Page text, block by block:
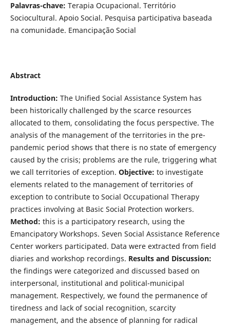
Palavras-chave: Terapia Ocupacional. Território
Sociocultural. Apoio Social. Pesquisa participativa baseada
na comunidade. Emancipação Social
Abstract
Introduction: The Unified Social Assistance System has
been historically challenged by the scarce resources
allocated to them, consolidating the focus perspective. The
analysis of the management of the territories in the pre-
pandemic period shows that there is no state of emergency
caused by the crisis; problems are the rule, triggering what
we call territories of exception. Objective: to investigate
elements related to the management of territories of
exception to contribute to Social Occupational Therapy
practices involving at Basic Social Protection workers.
Method: this is a participatory research, using the
Emancipatory Workshops. Seven Social Assistance Reference
Center workers participated. Data were extracted from field
diaries and workshop recordings. Results and Discussion:
the findings were categorized and discussed based on
interpersonal, institutional and political-municipal
management. Respectively, we found the permanence of
tiredness and lack of social recognition, scarcity
management, and the absence of planning for radical